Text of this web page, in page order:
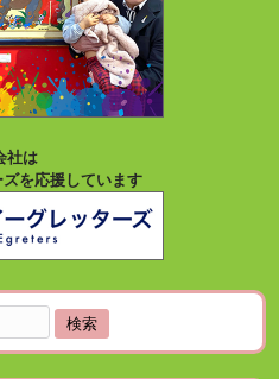
社は
を応援しています